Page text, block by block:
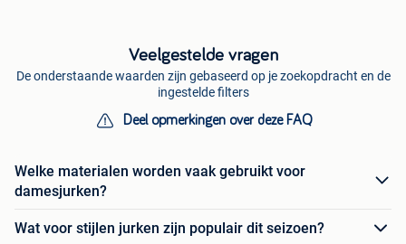
Veelgestelde vragen
De onderstaande waarden zijn gebaseerd op je zoekopdracht en de
ingestelde filters
Deel opmerkingen over deze FAQ
Welke materialen worden vaak gebruikt voor
damesjurken?
Wat voor stijlen jurken zijn populair dit seizoen?